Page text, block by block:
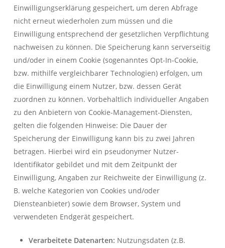
Einwilligungserklärung gespeichert, um deren Abfrage
nicht erneut wiederholen zum müssen und die
Einwilligung entsprechend der gesetzlichen Verpflichtung
nachweisen zu können. Die Speicherung kann serverseitig
und/oder in einem Cookie (sogenanntes Opt-In-Cookie,
bzw. mithilfe vergleichbarer Technologien) erfolgen, um
die Einwilligung einem Nutzer, bzw. dessen Gerät
zuordnen zu können. Vorbehaltlich individueller Angaben
zu den Anbietern von Cookie-Management-Diensten,
gelten die folgenden Hinweise: Die Dauer der
Speicherung der Einwilligung kann bis zu zwei Jahren
betragen. Hierbei wird ein pseudonymer Nutzer-
Identifikator gebildet und mit dem Zeitpunkt der
Einwilligung, Angaben zur Reichweite der Einwilligung (z.
B. welche Kategorien von Cookies und/oder
Diensteanbieter) sowie dem Browser, System und
verwendeten Endgerät gespeichert.
Verarbeitete Datenarten: Nutzungsdaten (z.B.